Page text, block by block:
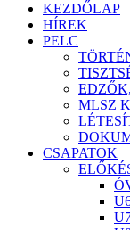
KEZDŐLAP
HÍREK
PELC
MLSZ
CSAPATOK